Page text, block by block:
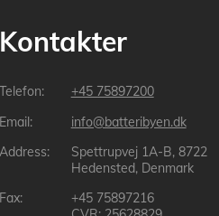
Kontakter
+45 75897200
info@batteribyen.dk
Spettrupvej 1A-B, 8722
Hedensted, Denmark
+45 75897216